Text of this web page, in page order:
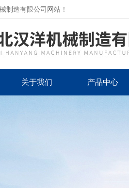
制造有限公司网站！
关于我们 产品中心